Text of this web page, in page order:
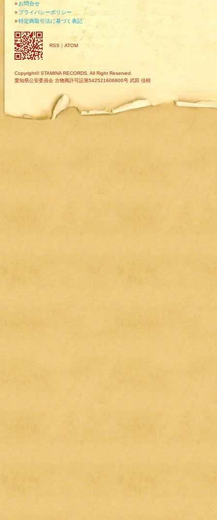
» お問合せ
» プライバシーポリシー
»特定商取引法に基づく表記
RSS ｜ ATOM
Copyright© STAMINA RECORDS. All Right Reserved.
愛知県公安委員会 古物商許可証第542521606800号 武田 佳樹